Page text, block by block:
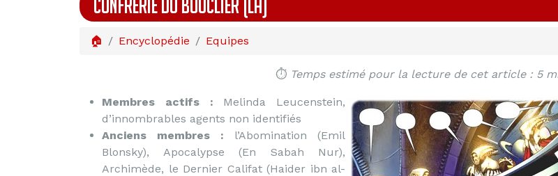
CONFRÉRIE DU BOUCLIER (LA)
🏠 Encyclopédie Equipes
⏱️ Temps estimé pour la lecture de cet article : 5
Membres actifs : Melinda Leucenstein,
d’innombrables agents non identifiés
Anciens membres : l’Abomination (Emil
Blonsky), Apocalypse (En Sabah Nur),
Archimède, le Dernier Califat (Haider ibn al-